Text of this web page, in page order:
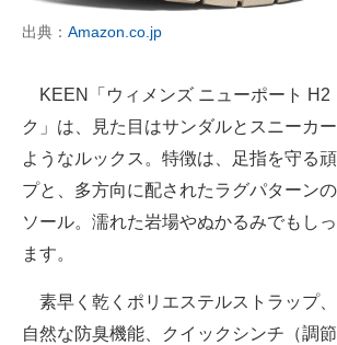
出典： Amazon.co.jp
KEEN「ウィメンズ ニューポート H2
ク」は、見た目はサンダルとスニーカ
ようなルックス。特徴は、足指を守る
プと、多方向に配されたラグパターン
ソール。濡れた岩場やぬかるみでもし
ます。
素早く乾くポリエステルストラップ
自然な防臭機能、クイックシンチ（調